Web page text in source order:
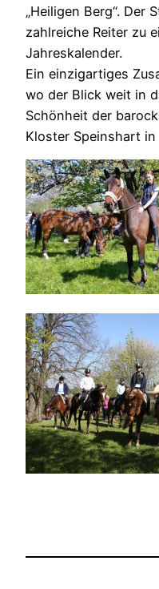
„Heiligen Berg“.
zahlreiche Reiter zu
Jahreskalender.
Ein einzigartiges
wo der Blick weit in
Schönheit der
Kloster Speinshart